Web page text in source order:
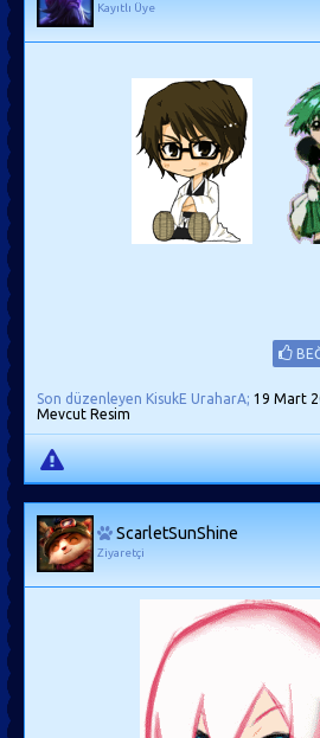
Kayıtlı Üye
Son düzenleyen KisukE UraharA; 19 Mart
Mevcut Resim
ScarletSunShine
Ziyaretçi